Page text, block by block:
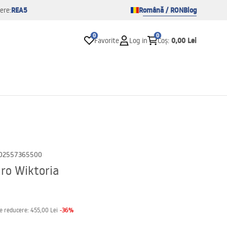
REA5 Română / RONBlog
0
Favorite Log in
0
Coș: 0,00 Lei
Wiktoria
reducere: 455,00 Lei -36%